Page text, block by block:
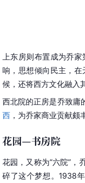
上东房则布置成为乔
响，思想倾向民主，
候，还将西方文化融入
西北院的正房是乔致庸
西 ，为乔家商业贡献颇
花园—书房院
花园，又称为“六院”，
碎了这个梦想。1938